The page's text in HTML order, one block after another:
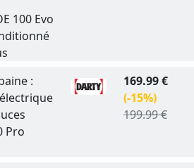
100 Evo
:
Pro
169.99 €
(-15%)
199.99 €